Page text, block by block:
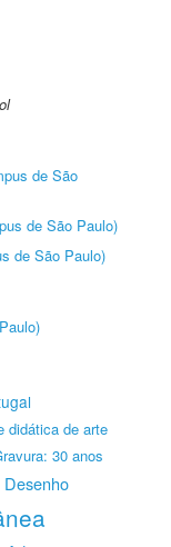
de São
de São Paulo)
de São Paulo)
didática de arte
30 anos
Desenho